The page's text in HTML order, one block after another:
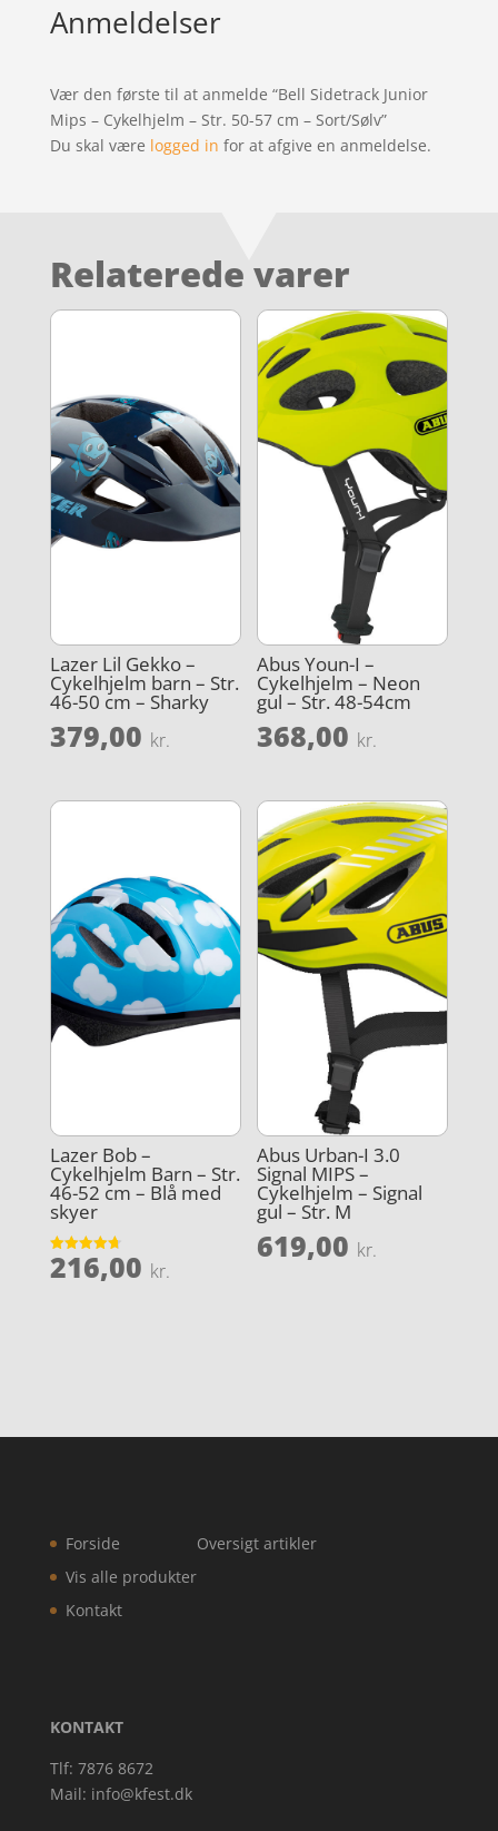
Anmeldelser
Vær den første til at anmelde “Bell Sidetrack Junior
Mips – Cykelhjelm – Str. 50-57 cm – Sort/Sølv”
Du skal være logged in for at afgive en anmeldelse.
Relaterede varer
Lazer Lil Gekko –
Cykelhjelm barn – Str.
46-50 cm – Sharky
379,00 kr.
Abus Youn-I –
Cykelhjelm – Neon
gul – Str. 48-54cm
368,00 kr.
Lazer Bob –
Cykelhjelm Barn – Str.
46-52 cm – Blå med
skyer
Vurderet
4.7
216,00 kr.
Abus Urban-I 3.0
Signal MIPS –
Cykelhjelm – Signal
gul – Str. M
619,00 kr.
Forside
Vis alle produkter
Kontakt
Oversigt artikler
KONTAKT
Tlf: 7876 8672
Mail: info@kfest.dk